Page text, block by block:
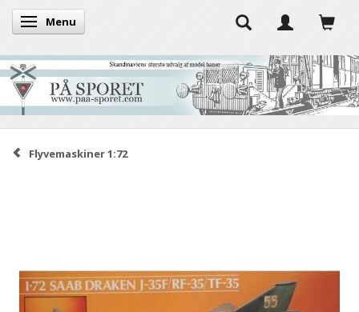
Skifte navigation
Menu
Flyvemaskiner 1:72